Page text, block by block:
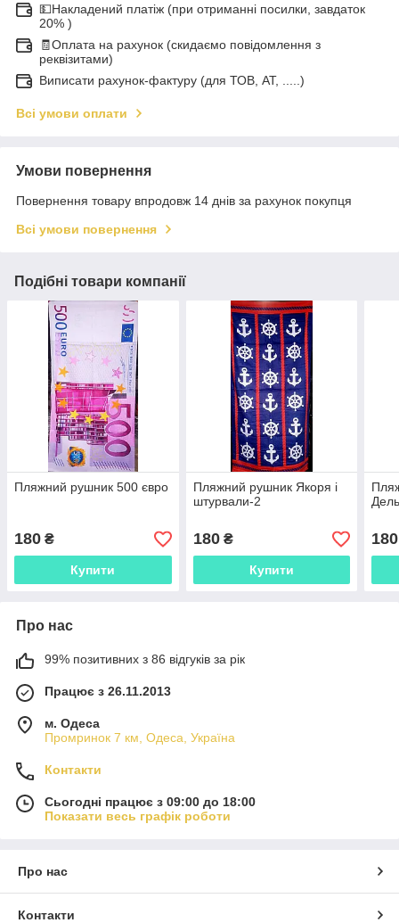
💵Накладений платіж (при отриманні посилки, завдаток
20% )
🧾Оплата на рахунок (скидаємо повідомлення з
реквізитами)
Виписати рахунок-фактуру (для ТОВ, АТ, .....)
Всі умови оплати
Умови повернення
Повернення товару впродовж 14 днів за рахунок покупця
Всі умови повернення
Подібні товари компанії
Пляжний рушник 500 євро
180 ₴
Купити
Пляжний рушник Якоря і
штурвали-2
180₴
Купити
180
Про нас
99% позитивних з 86 відгуків за рік
Працює з 26.11.2013
м. Одеса
Промринок 7 км, Одеса, Україна
Контакти
Сьогодні працює з 09:00 до 18:00
Показати весь графік роботи
Про нас
Контакти